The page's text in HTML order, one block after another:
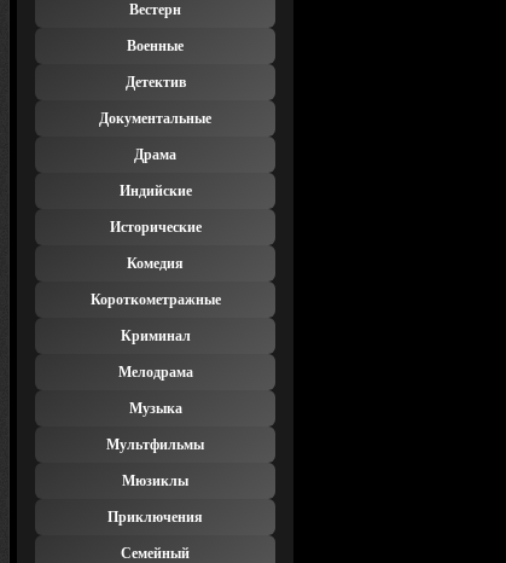
Вестерн
Военные
Детектив
Документальные
Драма
Индийские
Исторические
Комедия
Короткометражные
Криминал
Мелодрама
Музыка
Мультфильмы
Мюзиклы
Приключения
Семейный